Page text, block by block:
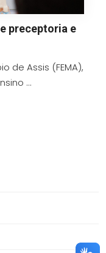
preceptoria e
de Assis (FEMA),
...